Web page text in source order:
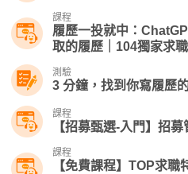
課程
履歷一投就中：
取的履歷｜104獨家求
測驗
3 分鐘，找到你寫履歷
課程
【招募甄選-入門】招
課程
【免費課程】TOP求